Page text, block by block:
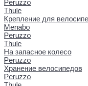
Peruzzo
Thule
Крепление для
Menabo
Peruzzo
Thule
На запасное колесо
Peruzzo
Хранение велосипедов
Peruzzo